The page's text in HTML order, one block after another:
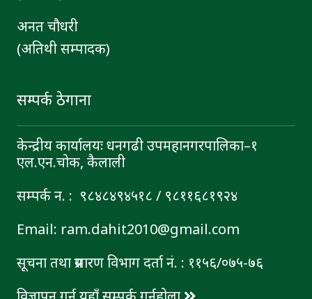
अनत चौधरी
(अतिथी सम्पादक)
सम्पर्क ठेगाना
केन्द्रीय कार्यालयः धनगढी उपमहानगरपालिका–१
एल.एन.चोक, कैलाली
सम्पर्क न. : ९८४८४९४५१८ / ९८११६८१९२४
Email: ram.dahit2010@gmail.com
सूचना तथा प्रसारण विभाग दर्ता नं. : ११५६/०७५-७६